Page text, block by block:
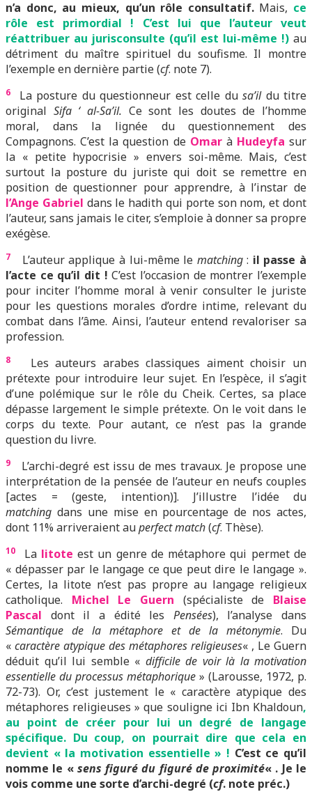
n’a donc, au mieux, qu’un rôle consultatif.Mais, ce
rôle est primordial ! C’est lui que l’auteur veut
réattribuer au jurisconsulte (qu’il est lui-même !) au
détriment du maître spirituel du soufisme. Il montre
l’exemple en dernière partie (cf. note 7).
6 La posture du questionneur est celle dusa’ildu titre
original Sifa ‘ al-Sa’il. Ce sont les doutes de l’homme
moral, dans la lignée du questionnement des
Compagnons. C’est la question de Omarà Hudeyfa sur
la « petite hypocrisie » envers soi-même. Mais, c’est
surtout la posture du juriste qui doit se remettre en
position de questionner pour apprendre, à l’instar de
l’Ange Gabriel dans le hadith qui porte son nom, et dont
l’auteur, sans jamais le citer, s’emploie à donner sa propre
exégèse.
7 L’auteur applique à lui-même le matching: il passe à
l’acte ce qu’il dit ! C’est l’occasion de montrer l’exemple
pour inciter l’homme moral à venir consulter le juriste
pour les questions morales d’ordre intime, relevant du
combat dans l’âme. Ainsi, l’auteur entend revaloriser sa
profession.
8
Les auteurs arabes classiques aiment choisir un
prétexte pour introduire leur sujet. En l’espèce, il s’agit
d’une polémique sur le rôle du Cheik. Certes, sa place
dépasse largement le simple prétexte. On le voit dans le
corps du texte. Pour autant, ce n’est pas la grande
question du livre.
9
L’archi-degré est issu de mes travaux. Je propose une
interprétation de la pensée de l’auteur en neufs couples
[actes = (geste, intention)]. J’illustre l’idée du
matching dans une mise en pourcentage de nos actes,
dont 11% arriveraient auperfect match(cf. Thèse).
10 La litote est un genre de métaphore qui permet de
« dépasser par le langage ce que peut dire le langage ».
Certes, la litote n’est pas propre au langage religieux
catholique. Michel Le Guern (spécialiste de Blaise
Pascal dont il a édité les Pensées), l’analyse dans
Sémantique de la métaphore et de la métonymie. Du
« caractère atypique des métaphores religieuses« , Le Guern
déduit qu’il lui semble « difficile de voir là la motivation
essentielle du processus métaphorique » (Larousse, 1972, p.
72-73). Or, c’est justement le « caractère atypique des
métaphores religieuses » que souligne ici Ibn Khaldoun,
au point de créer pour lui un degré de langage
spécifique. Du coup, on pourrait dire que cela en
devient « la motivation essentielle » ! C’est ce qu’il
nomme le « sens figuré du figuré de proximité« . Je le
vois comme une sorte d’archi-degré (cf. note préc.)